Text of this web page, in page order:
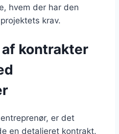
hvem der har den
krav.
kontrakter
er det
en detaljeret kontrakt.